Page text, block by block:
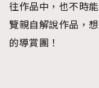
往作品中，也不時
覽親自解說作品，
的導賞團！